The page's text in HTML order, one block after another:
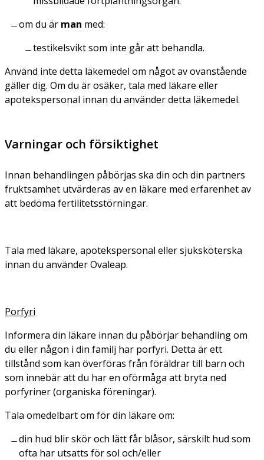
om du är man med:
testikelsvikt som inte går att behandla.
Använd inte detta läkemedel om något av ovanstående
gäller dig. Om du är osäker, tala med läkare eller
apotekspersonal innan du använder detta läkemedel.
Varningar och försiktighet
Innan behandlingen påbörjas ska din och din partners
fruktsamhet utvärderas av en läkare med erfarenhet av
att bedöma fertilitetsstörningar.
Tala med läkare, apotekspersonal eller sjuksköterska
innan du använder Ovaleap.
Porfyri
Informera din läkare innan du påbörjar behandling om
du eller någon i din familj har porfyri. Detta är ett
tillstånd som kan överföras från föräldrar till barn och
som innebär att du har en oförmåga att bryta ned
porfyriner (organiska föreningar).
Tala omedelbart om för din läkare om:
din hud blir skör och lätt får blåsor, särskilt hud som
ofta har utsatts för sol och/eller